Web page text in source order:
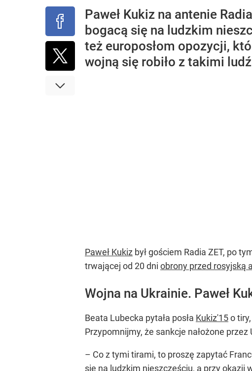
Paweł Kukiz na antenie
bogacą się na ludzkim
też europosłom opozycji,
wojną się robiło z takimi
Paweł Kukiz był gościem Radia ZET, po
trwającej od 20 dni obrony przed rosyjską
Wojna na Ukrainie. Paweł
Beata Lubecka pytała posła Kukiz'15o
Przypomnijmy, że sankcje nałożone
– Co z tymi tirami, to proszę zapytać
się na ludzkim nieszczęściu, a przy okazji